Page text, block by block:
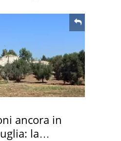
ancora in
la